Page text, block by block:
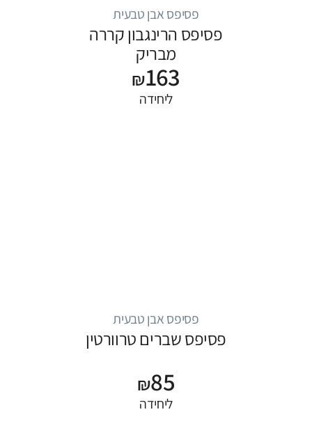
פסיפס אבן טבעית
פסיפס הרינגבון קררה
מבריק
₪163
ליחידה
פסיפס אבן טבעית
פסיפס שברים טרוורטין
₪85
ליחידה